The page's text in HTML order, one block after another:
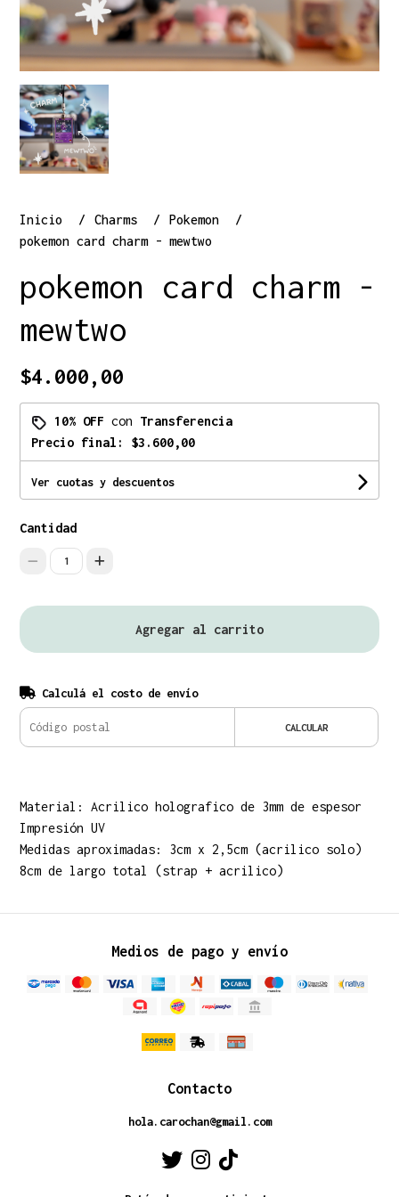
Inicio Charms
Pokemon
pokemon card charm - mewtwo
pokemon card charm -
mewtwo
$4.000,00
10% OFF con Transferencia
Precio final: $3.600,00
Ver cuotas y descuentos
Cantidad
1
Agregar al carrito
Calculá el costo de envío
CALCULAR
Material: Acrilico holografico de 3mm de espesor
Impresión UV
Medidas aproximadas: 3cm x 2,5cm (acrilico solo)
8cm de largo total (strap + acrilico)
Medios de pago y envío
Contacto
hola.carochan@gmail.com